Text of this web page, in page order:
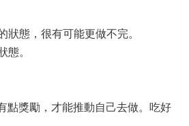
態，很有可能更做不完。
態。
獎勵，才能推動自己去做。吃好